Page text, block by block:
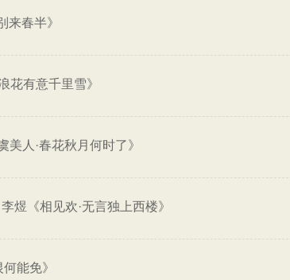
来春半》
花有意千里雪》
美人·春花秋月何时了》
李煜《相见欢·无言独上西楼》
能免》